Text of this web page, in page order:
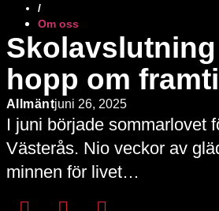
/
Om oss
hopp om
Allmäntjuni 26, 2025
I juni började sommarlovet
Västerås. Nio veckor av
minnen för livet…